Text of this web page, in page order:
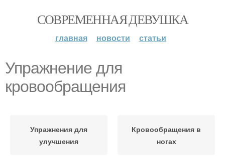
СОВРЕМЕННАЯ ДЕВУШКА
главная новости статьи
Упражнение для
кровообращения
Упражнения для
улучшения
Кровообращения в
ногах